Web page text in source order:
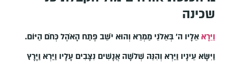
שכינה
וַיֵּרָאאֵלָיו ה' בְּאֵלֹנֵי מַמְרֵא וְהוּא יֹשֵׁב פֶּתַח הָאֹהֶל כְּחֹם הַיּוֹם.
וַיִּשָּׂא עֵינָיו וַיַּרְא וְהִנֵּה שְׁלֹשָׁה אֲנָשִׁים נִצָּבִים עָלָיו וַיַּרְא וַיָּרָץ